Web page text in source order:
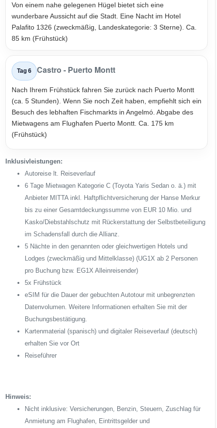
Von einem nahe gelegenen Hügel bietet sich eine
wunderbare Aussicht auf die Stadt. Eine Nacht im Hotel
Palafito 1326 (zweckmäßig, Landeskategorie: 3 Sterne). Ca.
85 km (Frühstück)
Tag 6 Castro - Puerto Montt
Nach Ihrem Frühstück fahren Sie zurück nach Puerto Montt
(ca. 5 Stunden). Wenn Sie noch Zeit haben, empfiehlt sich ein
Besuch des lebhaften Fischmarkts in Angelmó. Abgabe des
Mietwagens am Flughafen Puerto Montt. Ca. 175 km
(Frühstück)
Inklusivleistungen:
Autoreise lt. Reiseverlauf
6 Tage Mietwagen Kategorie C (Toyota Yaris Sedan o. ä.) mit
Anbieter MITTA inkl. Haftpflichtversicherung der Hanse Merkur
bis zu einer Gesamtdeckungssumme von EUR 10 Mio. und
Kasko/Diebstahlschutz mit Rückerstattung der Selbstbeteiligung
im Schadensfall durch die Allianz.
5 Nächte in den genannten oder gleichwertigen Hotels und
Lodges (zweckmäßig und Mittelklasse) (UG1X ab 2 Personen
pro Buchung bzw. EG1X Alleinreisender)
5x Frühstück
eSIM für die Dauer der gebuchten Autotour mit unbegrenzten
Datenvolumen. Weitere Informationen erhalten Sie mit der
Buchungsbestätigung.
Kartenmaterial (spanisch) und digitaler Reiseverlauf (deutsch)
erhalten Sie vor Ort
Reiseführer
Hinweis:
Nicht inklusive: Versicherungen, Benzin, Steuern, Zuschlag für
Anmietung am Flughafen, Eintrittsgelder und